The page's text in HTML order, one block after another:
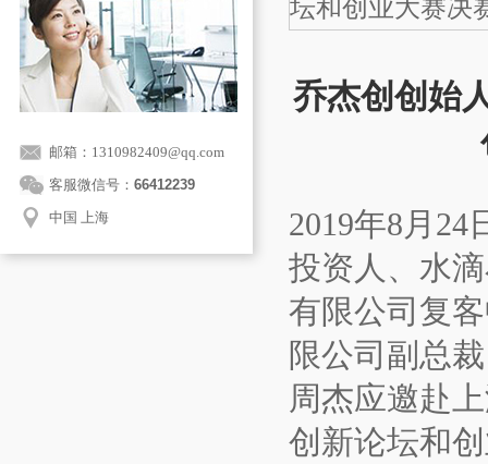
邮箱：1310982409@qq.com
客服微信号：66412239
中国 上海
坛和创业大赛决
乔杰创创始
2019年8月
投资人、水
有限公司复
限公司副总
周杰应邀赴
创新论坛和